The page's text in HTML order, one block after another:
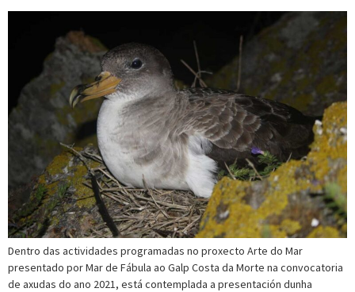
Dentro das actividades programadas no proxecto Arte do Mar
presentado por Mar de Fábula ao Galp Costa da Morte na convocatoria
de axudas do ano 2021, está contemplada a presentación dunha